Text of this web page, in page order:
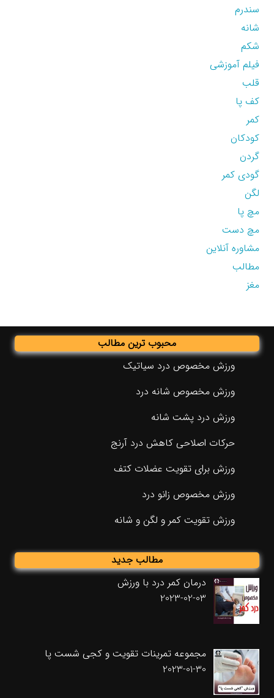
سندرم
شانه
شکم
فیلم آموزشی
قلب
کف پا
کمر
کودکان
گردن
گودی کمر
لگن
مچ پا
مچ دست
مشاوره آنلاین
مطالب
مغز
محبوب ترین مطالب
ورزش مخصوص درد سیاتیک
ورزش مخصوص شانه درد
ورزش درد پشت شانه
حرکات اصلاحی کاهش درد آرنج
ورزش برای تقویت عضلات کتف
ورزش مخصوص زانو درد
ورزش تقویت کمر و لگن و شانه
مطالب جدید
درمان کمر درد با ورزش
2023-02-03
مجموعه تمرینات تقویت و کجی شست پا
2023-01-30